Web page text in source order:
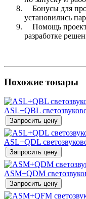
Бонусы для
установились
Помощь
разработке
Похожие товары
ASL+QBL
Запросить цену
ASL+QDL
Запросить цену
ASM+QDM
Запросить цену